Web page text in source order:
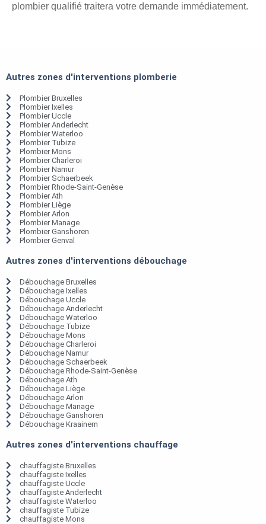
plombier qualifié traitera votre demande immédiatement.
Autres zones d'interventions plomberie
Plombier Bruxelles
Plombier Ixelles
Plombier Uccle
Plombier Anderlecht
Plombier Waterloo
Plombier Tubize
Plombier Mons
Plombier Charleroi
Plombier Namur
Plombier Schaerbeek
Plombier Rhode-Saint-Genèse
Plombier Ath
Plombier Liège
Plombier Arlon
Plombier Manage
Plombier Ganshoren
Plombier Genval
Autres zones d'interventions débouchage
Débouchage Bruxelles
Débouchage Ixelles
Débouchage Uccle
Débouchage Anderlecht
Débouchage Waterloo
Débouchage Tubize
Débouchage Mons
Débouchage Charleroi
Débouchage Namur
Débouchage Schaerbeek
Débouchage Rhode-Saint-Genèse
Débouchage Ath
Débouchage Liège
Débouchage Arlon
Débouchage Manage
Débouchage Ganshoren
Débouchage Kraainem
Autres zones d'interventions chauffage
chauffagiste Bruxelles
chauffagiste Ixelles
chauffagiste Uccle
chauffagiste Anderlecht
chauffagiste Waterloo
chauffagiste Tubize
chauffagiste Mons